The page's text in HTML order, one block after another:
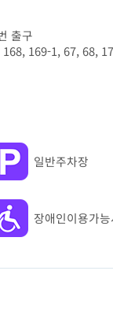
출구
169-1, 67, 68,
일반주차장
장애인이용가능